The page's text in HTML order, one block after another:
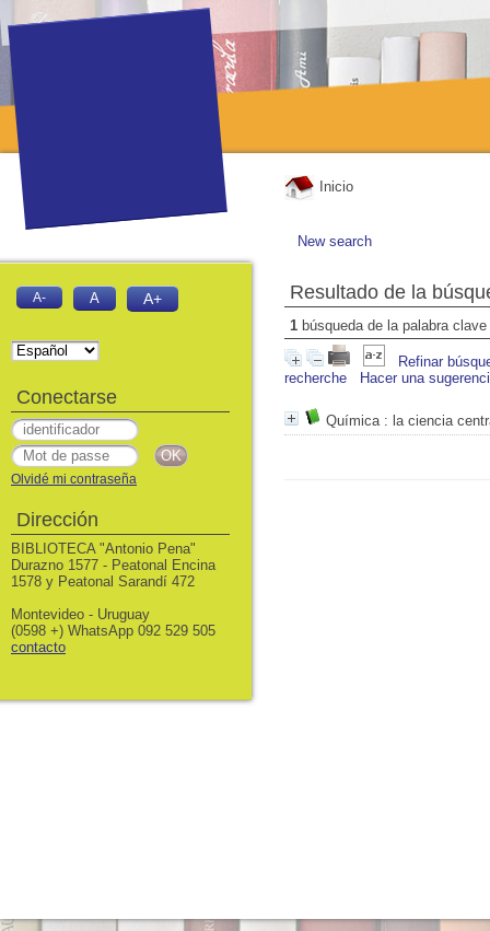
Inicio
New search
Resultado de la
1 búsqueda de la palabra clave
Refinar
recherche
Hacer una
Química: la ciencia
A- A A+
Conectarse
Olvidé mi contraseña
Dirección
BIBLIOTECA "Antonio Pena"
Durazno 1577 - Peatonal Encina
1578 y Peatonal Sarandí 472
Montevideo - Uruguay
(0598 +) WhatsApp 092 529 505
contacto